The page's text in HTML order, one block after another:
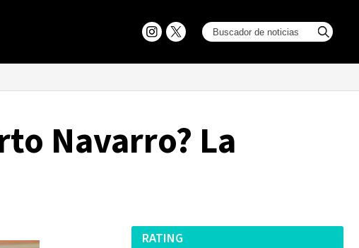
Navarro? La
RATING